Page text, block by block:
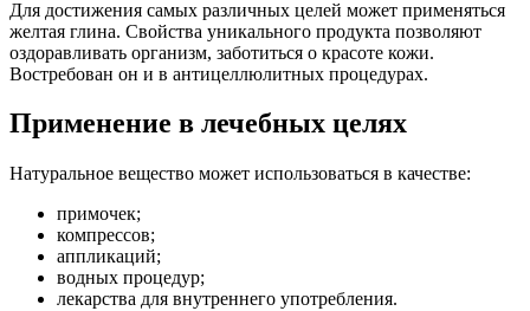
Для достижения самых различных целей может применяться
желтая глина. Свойства уникального продукта позволяют
оздоравливать организм, заботиться о красоте кожи.
Востребован он и в антицеллюлитных процедурах.
Применение в лечебных целях
Натуральное вещество может использоваться в качестве:
примочек;
компрессов;
аппликаций;
водных процедур;
лекарства для внутреннего употребления.